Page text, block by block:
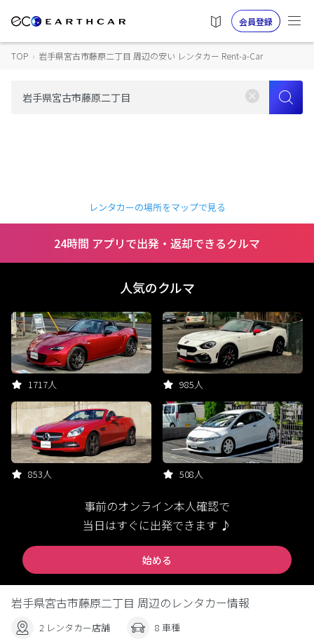
会員登録
TOP › 岩手県宮古市藤原二丁目 周辺の安い レンタカー Rent-a-Car
レンタカーの場所をマップで見る
24時間 アプリで出発・返却できるクルマ
人気のクルマ
1717人 985人
853人 508人
事前のオンライン本人確認で
当日はすぐに出発できます ♪
始める
岩手県宮古市藤原二丁目 周辺のレンタカー情報
2 レンタカー店舗 8 車種